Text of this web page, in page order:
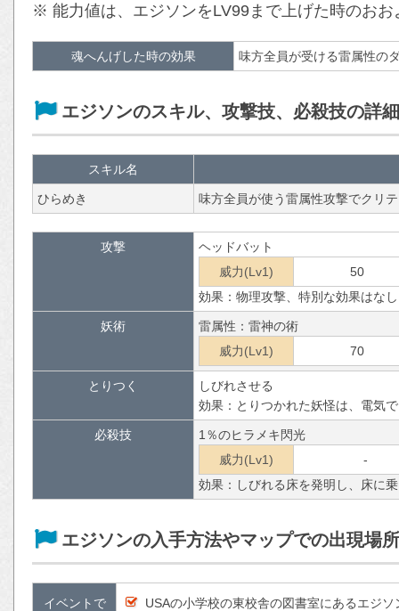
※ 能力値は、エジソンをLV99まで上げた時のお
魂へんげした時の効果 味方全員が受ける雷属性の
エジソンのスキル、攻撃技、必殺技の詳細
スキル名
ひらめき 味方全員が使う雷属性攻撃でクリ
攻撃
ヘッドバット
威力(Lv1)
50
効果：物理攻撃、特別な効果はなし
妖術
雷属性：雷神の術
威力(Lv1)
70
とりつく
しびれさせる
効果：とりつかれた妖怪は、電気
必殺技
1％のヒラメキ閃光
威力(Lv1)
-
効果：しびれる床を発明し、床に
エジソンの入手方法やマップでの出現場所
イベントで
USAの小学校の東校舎の図書室にあるエジ